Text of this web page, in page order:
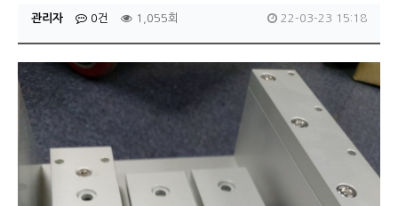
관리자 0건 1,055회 22-03-23 15:18